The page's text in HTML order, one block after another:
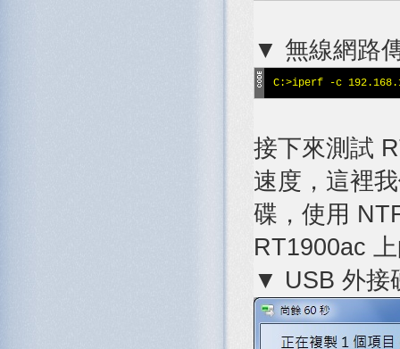
▼ 無線網路
C:>iperf -c
接下來測試
速度，這裡
碟，使用
RT1900ac
▼ USB 外接